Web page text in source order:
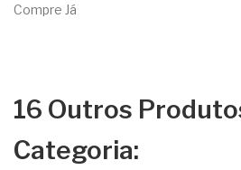
Compre Já
16 Outros
Categoria: